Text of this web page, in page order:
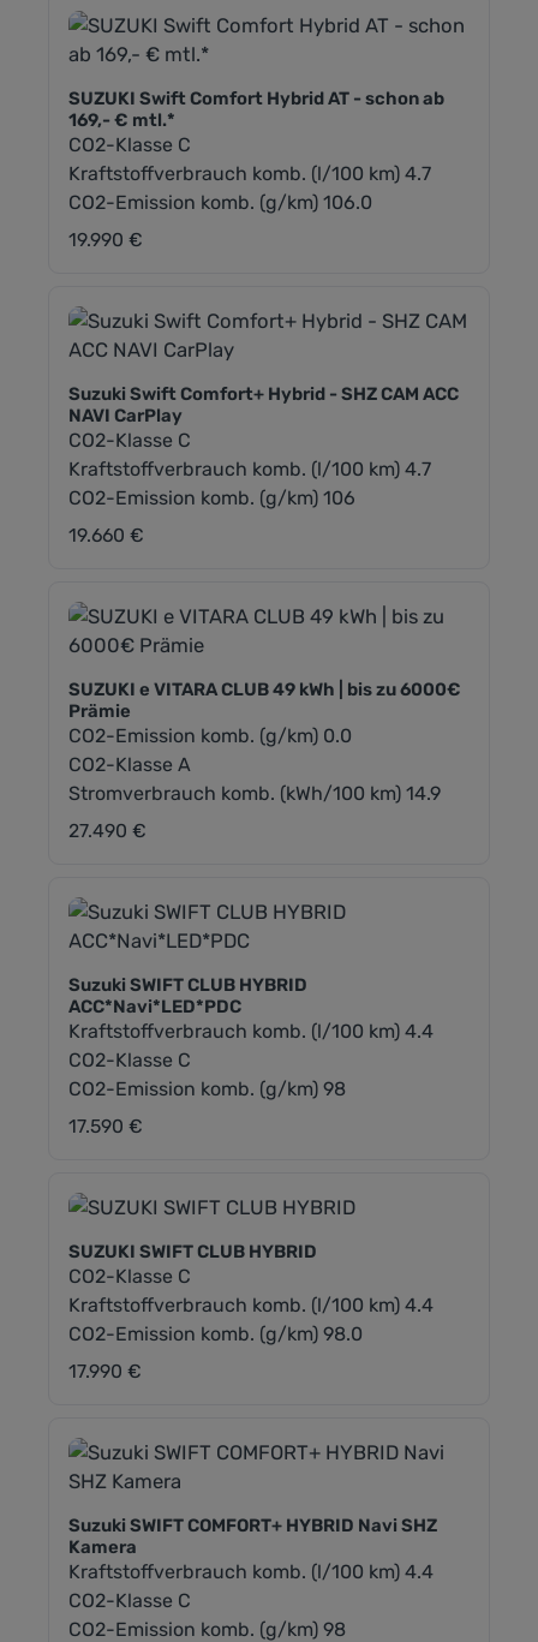
SUZUKI Swift Comfort Hybrid AT - schon ab
169,- € mtl.*
CO2-Klasse C
Kraftstoffverbrauch komb. (l/100 km) 4.7
CO2-Emission komb. (g/km) 106.0
Regulärer Preis:
19.990 €
Suzuki Swift Comfort+ Hybrid - SHZ CAM ACC
NAVI CarPlay
CO2-Klasse C
Kraftstoffverbrauch komb. (l/100 km) 4.7
CO2-Emission komb. (g/km) 106
Regulärer Preis:
19.660 €
SUZUKI e VITARA CLUB 49 kWh | bis zu 6000€
Prämie
CO2-Emission komb. (g/km) 0.0
CO2-Klasse A
Stromverbrauch komb. (kWh/100 km) 14.9
Regulärer Preis:
27.490 €
Suzuki SWIFT CLUB HYBRID
ACC*Navi*LED*PDC
Kraftstoffverbrauch komb. (l/100 km) 4.4
CO2-Klasse C
CO2-Emission komb. (g/km) 98
Regulärer Preis:
17.590 €
SUZUKI SWIFT CLUB HYBRID
CO2-Klasse C
Kraftstoffverbrauch komb. (l/100 km) 4.4
CO2-Emission komb. (g/km) 98.0
Regulärer Preis:
17.990 €
Suzuki SWIFT COMFORT+ HYBRID Navi SHZ
Kamera
Kraftstoffverbrauch komb. (l/100 km) 4.4
CO2-Klasse C
CO2-Emission komb. (g/km) 98